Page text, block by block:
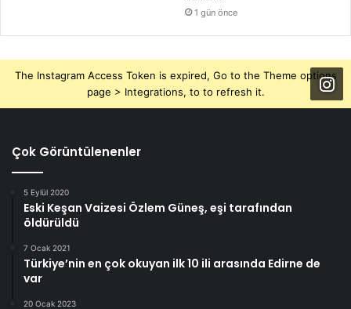
1 gün önce
The Instagram Access Token is expired, Go to the Theme options
page > Integrations, to to refresh it.
Çok Görüntülenenler
5 Eylül 2020
Eski Keşan Vaizesi Özlem Güneş, eşi tarafından
öldürüldü
7 Ocak 2021
Türkiye’nin en çok okuyan ilk 10 ili arasında Edirne de
var
20 Ocak 2023